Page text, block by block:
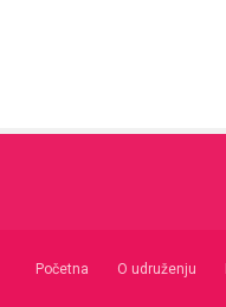
Početna O udruženju